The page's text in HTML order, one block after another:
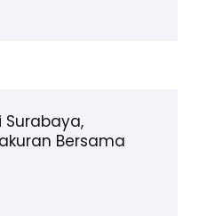
Surabaya,
Bersama